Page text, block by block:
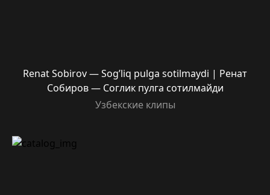
Renat Sobirov — Sog’liq pulga sotilmaydi | Ренат
Собиров — Соглик пулга сотилмайди
Узбекские клипы